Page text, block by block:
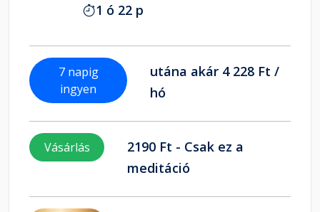
1 ó 22 p
7 napig
ingyen
utána akár 4 228 Ft /
hó
Vásárlás
2190 Ft - Csak ez a
meditáció